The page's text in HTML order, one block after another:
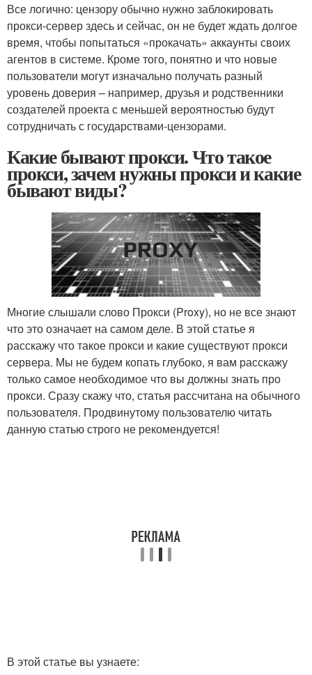
Все логично: цензору обычно нужно заблокировать
прокси-сервер здесь и сейчас, он не будет ждать долгое
время, чтобы попытаться «прокачать» аккаунты своих
агентов в системе. Кроме того, понятно и что новые
пользователи могут изначально получать разный
уровень доверия – например, друзья и родственники
создателей проекта с меньшей вероятностью будут
сотрудничать с государствами-цензорами.
Какие бывают прокси. Что такое
прокси, зачем нужны прокси и какие
бывают виды?
Многие слышали слово Прокси (Proxy), но не все знают
что это означает на самом деле. В этой статье я
расскажу что такое прокси и какие существуют прокси
сервера. Мы не будем копать глубоко, я вам расскажу
только самое необходимое что вы должны знать про
прокси. Сразу скажу что, статья рассчитана на обычного
пользователя. Продвинутому пользователю читать
данную статью строго не рекомендуется!
В этой статье вы узнаете: